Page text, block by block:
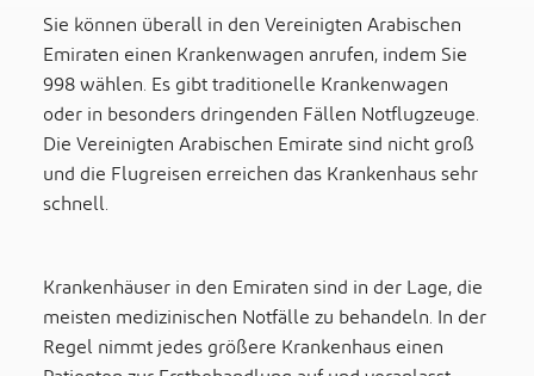
Sie können überall in den Vereinigten Arabischen
Emiraten einen Krankenwagen anrufen, indem Sie
998 wählen. Es gibt traditionelle Krankenwagen
oder in besonders dringenden Fällen Notflugzeuge.
Die Vereinigten Arabischen Emirate sind nicht groß
und die Flugreisen erreichen das Krankenhaus sehr
schnell.
Krankenhäuser in den Emiraten sind in der Lage, die
meisten medizinischen Notfälle zu behandeln. In der
Regel nimmt jedes größere Krankenhaus einen